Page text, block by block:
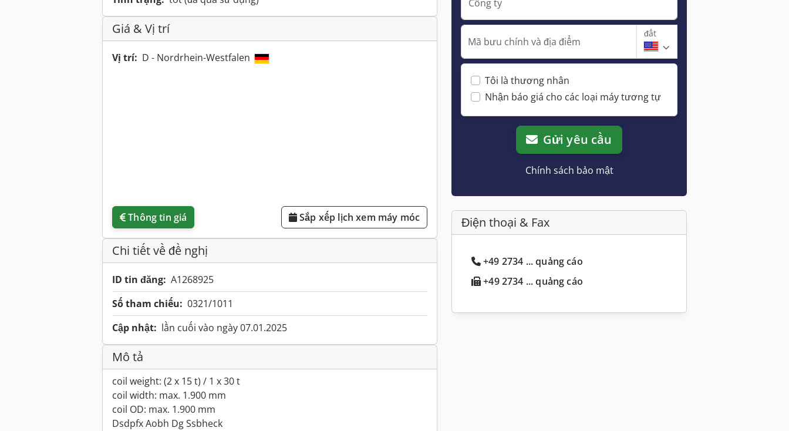
Giá & Vị trí
Vị trí: D - Nordrhein-Westfalen
Thông tin giá Sắp xếp lịch xem máy móc
Chi tiết về đề nghị
ID tin đăng: A1268925
Số tham chiếu: 0321/1011
Cập nhật: lần cuối vào ngày 07.01.2025
Mô tả
coil weight: (2 x 15 t) / 1 x 30 t
coil width: max. 1.900 mm
coil OD: max. 1.900 mm
Dsdpfx Aobh Dg Ssbheck
Công ty
Mã bưu chính và địa điểm
đất
Tôi là thương nhân
Nhận báo giá cho các loại máy tương tự
Gửi yêu cầu
Chính sách bảo mật
Điện thoại & Fax
+49 2734 ... quảng cáo
+49 2734 ... quảng cáo